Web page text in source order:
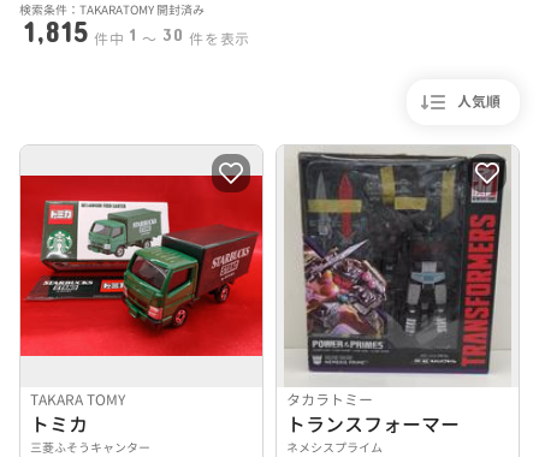
検索条件：TAKARATOMY 開封済み
1,815 件中 1 〜 30 件を表示
人気順
TAKARA TOMY
トミカ
三菱ふそうキャンター
タカラトミー
トランスフォーマー
ネメシスプライム